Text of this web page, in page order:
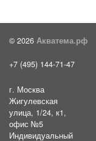
© 2026 Акватема.рф
+7 (495) 144-71-47
г. Москва
Жигулевская
улица, 1/24, к1,
офис №5
Индивидуальный